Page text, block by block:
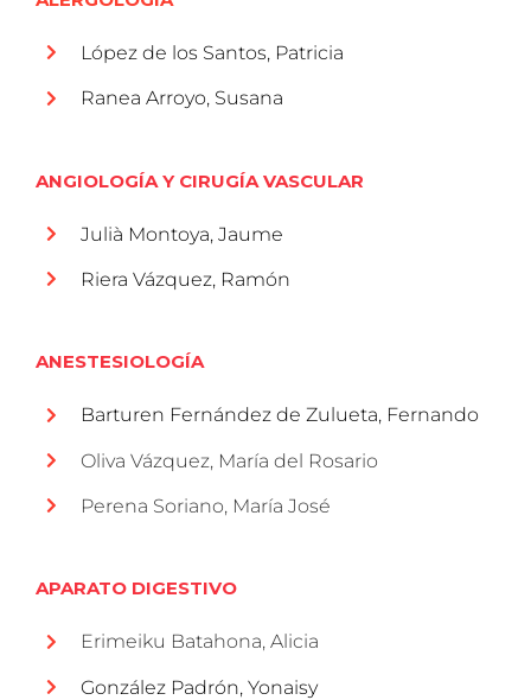
López de los Santos, Patricia
Ranea Arroyo, Susana
ANGIOLOGÍA Y CIRUGÍA VASCULAR
Julià Montoya, Jaume
Riera Vázquez, Ramón
ANESTESIOLOGÍA
Barturen Fernández de Zulueta, Fernando
Oliva Vázquez, María del Rosario
Perena Soriano, María José
APARATO DIGESTIVO
Erimeiku Batahona, Alicia
González Padrón, Yonaisy